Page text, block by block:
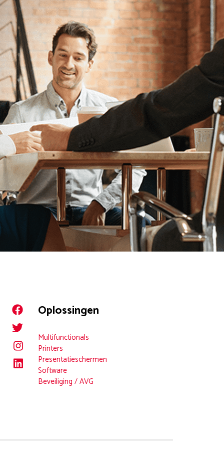
Oplossingen
Multifunctionals
Printers
Presentatieschermen
Software
Beveiliging / AVG